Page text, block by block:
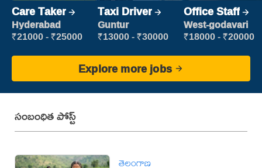
Care Taker
Hyderabad
₹21000 - ₹25000
Taxi Driver
Guntur
₹13000 - ₹30000
Office Staff
West-godavari
₹18000 - ₹20000
Explore more jobs
సంబంధిత పోస్ట్
తెలంగాణ